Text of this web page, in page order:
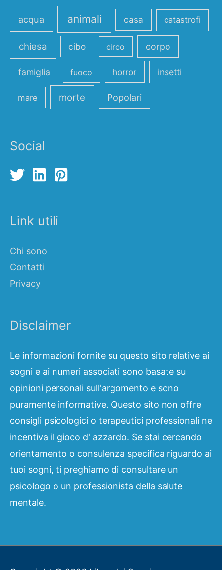
acqua animali casa catastrofi
chiesa cibo circo corpo
famiglia fuoco horror insetti
mare morte Popolari
Social
Link utili
Chi sono
Contatti
Privacy
Disclaimer
Le informazioni fornite su questo sito relative ai
sogni e ai numeri associati sono basate su
opinioni personali sull'argomento e sono
puramente informative. Questo sito non offre
consigli psicologici o terapeutici professionali ne
incentiva il gioco d' azzardo. Se stai cercando
orientamento o consulenza specifica riguardo ai
tuoi sogni, ti preghiamo di consultare un
psicologo o un professionista della salute
mentale.